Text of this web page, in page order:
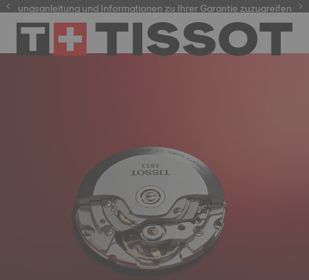
und Informationen zu Ihrer Garantie zuzugreifen